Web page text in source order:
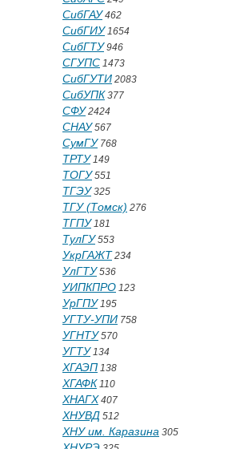
СибГАУ462
СибГИУ1654
СибГТУ946
СГУПС 1473
СибГУТИ 2083
СибУПК 377
СФУ2424
СНАУ567
СумГУ768
ТРТУ149
ТОГУ551
ТГЭУ325
ТГУ (Томск) 276
ТГПУ181
ТулГУ553
УкрГАЖТ 234
УлГТУ536
УИПКПРО 123
УрГПУ195
УГТУ-УПИ 758
УГНТУ570
УГТУ134
ХГАЭП 138
ХГАФК 110
ХНАГХ 407
ХНУВД 512
ХНУ им. Каразина 305